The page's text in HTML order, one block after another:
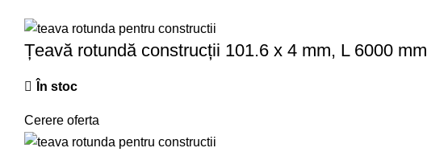
Țeavă rotundă construcții 101.6 x 4 mm, L 6000 mm
În stoc
Cerere oferta